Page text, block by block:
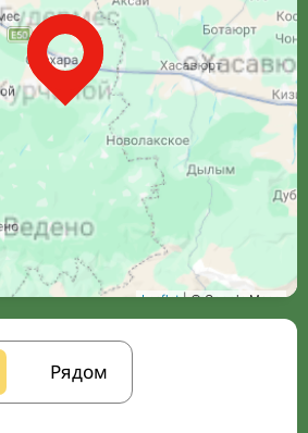
Leaflet| © Google Maps
Рядом